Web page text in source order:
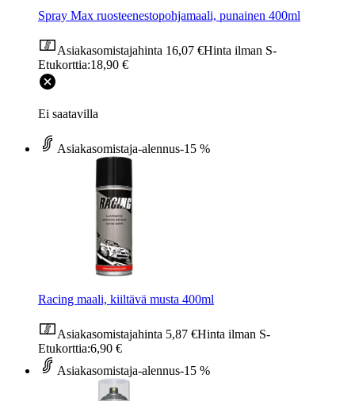
Spray Max ruosteenestopohjamaali, punainen 400ml
Asiakasomistajahinta 16,07 €Hinta ilman S-
Etukorttia:18,90 €
Ei saatavilla
Asiakasomistaja-alennus-15 %
Racing maali, kiiltävä musta 400ml
Asiakasomistajahinta 5,87 €Hinta ilman S-
Etukorttia:6,90 €
Asiakasomistaja-alennus-15 %